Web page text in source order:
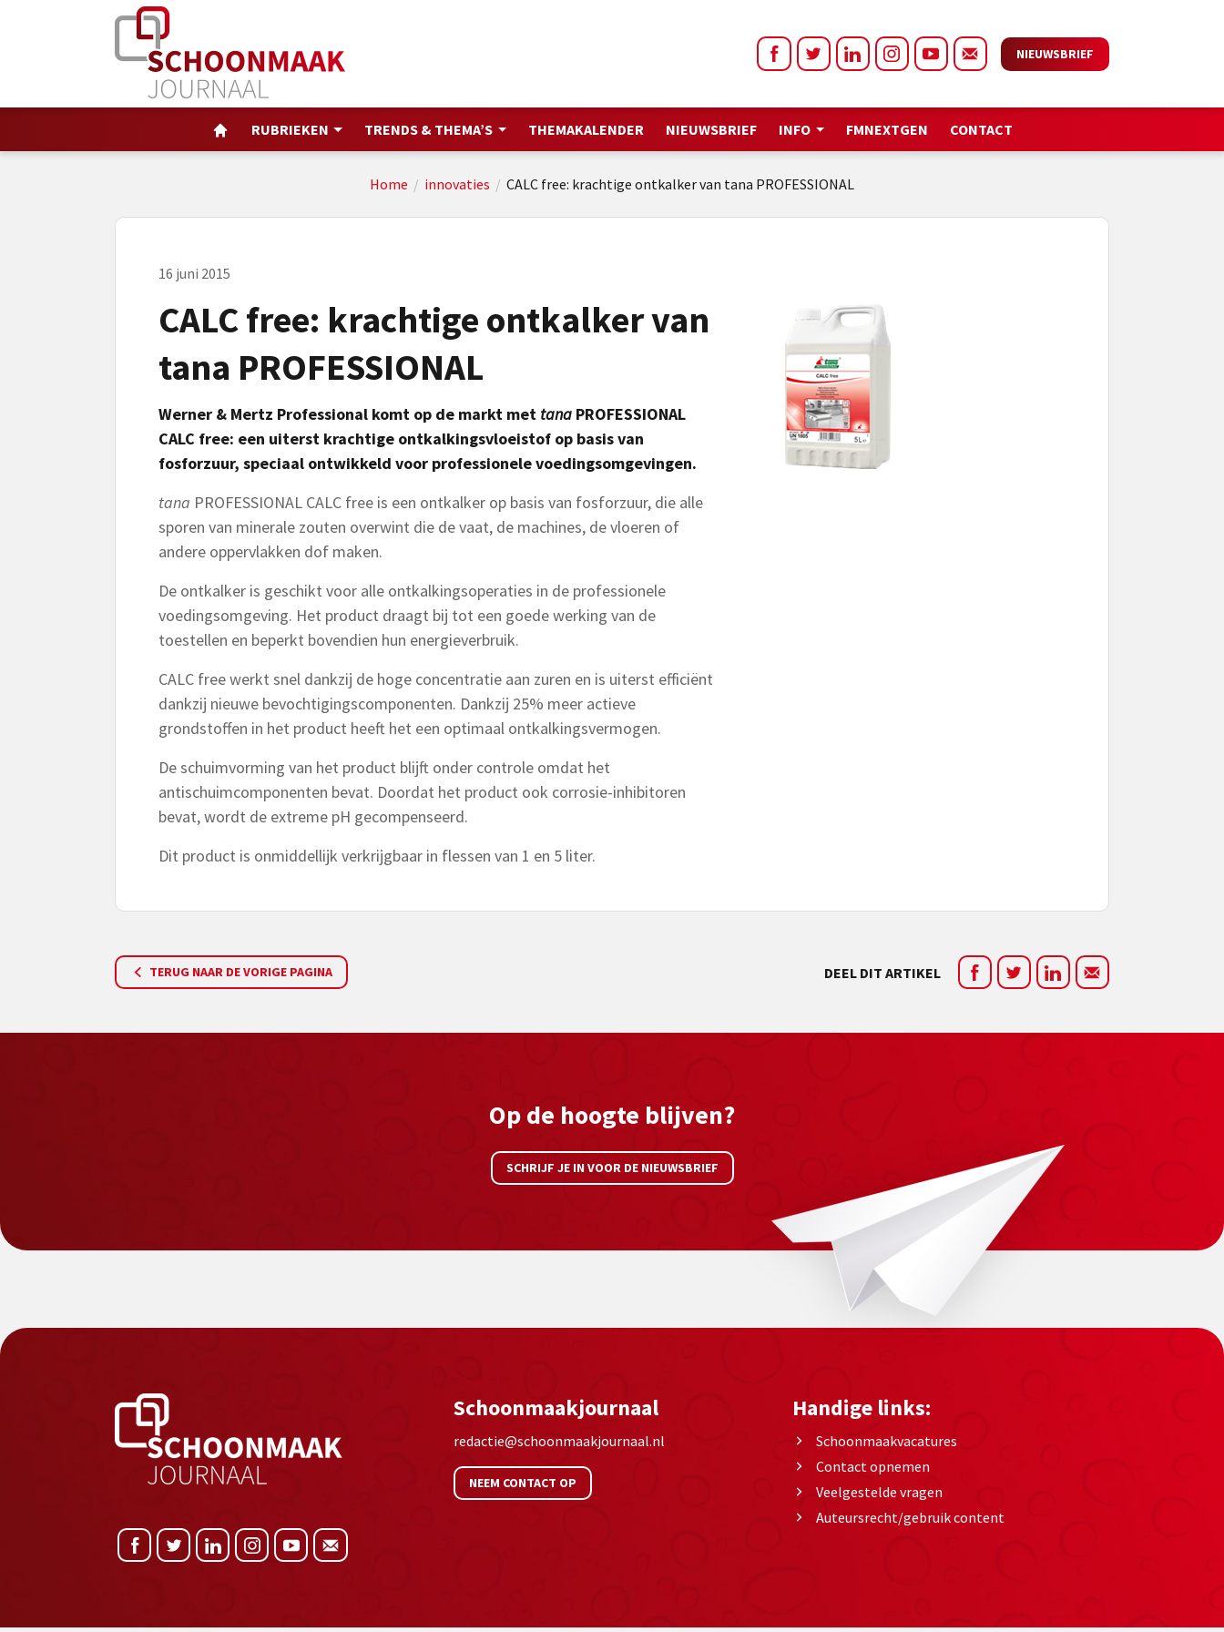
NIEUWSBRIEF
RUBRIEKEN TRENDS & THEMA’S THEMAKALENDER NIEUWSBRIEF INFO FMNEXTGEN CONTACT
Home / innovaties / CALC free: krachtige ontkalker van tana PROFESSIONAL
16 juni 2015
CALC free: krachtige ontkalker van
tana PROFESSIONAL
Werner & Mertz Professional komt op de markt met tana PROFESSIONAL
CALC free: een uiterst krachtige ontkalkingsvloeistof op basis van
fosforzuur, speciaal ontwikkeld voor professionele voedingsomgevingen.
tana PROFESSIONAL CALC free is een ontkalker op basis van fosforzuur, die alle
sporen van minerale zouten overwint die de vaat, de machines, de vloeren of
andere oppervlakken dof maken.
De ontkalker is geschikt voor alle ontkalkingsoperaties in de professionele
voedingsomgeving. Het product draagt bij tot een goede werking van de
toestellen en beperkt bovendien hun energieverbruik.
CALC free werkt snel dankzij de hoge concentratie aan zuren en is uiterst efficiënt
dankzij nieuwe bevochtigingscomponenten. Dankzij 25% meer actieve
grondstoffen in het product heeft het een optimaal ontkalkingsvermogen.
De schuimvorming van het product blijft onder controle omdat het
antischuimcomponenten bevat. Doordat het product ook corrosie-inhibitoren
bevat, wordt de extreme pH gecompenseerd.
Dit product is onmiddellijk verkrijgbaar in flessen van 1 en 5 liter.
TERUG NAAR DE VORIGE PAGINA DEEL DIT ARTIKEL
Op de hoogte blijven?
SCHRIJF JE IN VOOR DE NIEUWSBRIEF
Schoonmaakjournaal
redactie@schoonmaakjournaal.nl
NEEM CONTACT OP
Handige links:
Schoonmaakvacatures
Contact opnemen
Veelgestelde vragen
Auteursrecht/gebruik content